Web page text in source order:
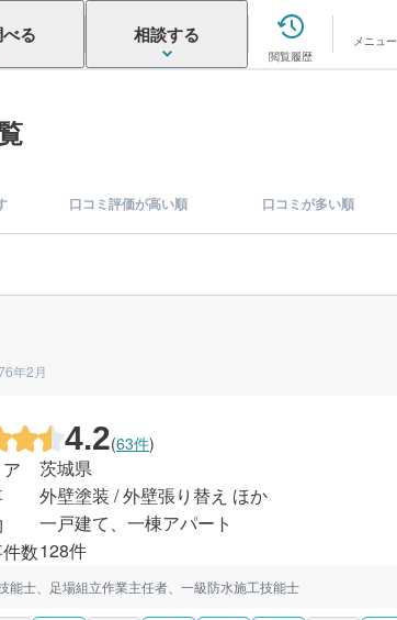
る 相談する
閲覧履歴
メニュー
口コミ評価が高い順 口コミが多い順
年2月
4.2(63件)
茨城県
外壁塗装 / 外壁張り替え ほか
一戸建て、一棟アパート
数128件
能士、足場組立作業主任者、一級防水施工技能士